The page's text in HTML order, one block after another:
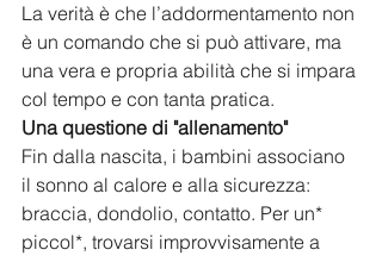
​La verità è che l’addormentamento non
è un comando che si può attivare, ma
una vera e propria abilità che si impara
col tempo e con tanta pratica.
Una questione di "allenamento"
​Fin dalla nascita, i bambini associano
il sonno al calore e alla sicurezza:
braccia, dondolio, contatto. Per un*
piccol*, trovarsi improvvisamente a